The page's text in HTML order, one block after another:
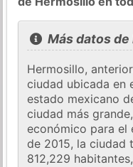
Más datos
Hermosillo,
ciudad ubicada en
estado mexicano
ciudad más
económico para
de 2015, la ciudad
812,229